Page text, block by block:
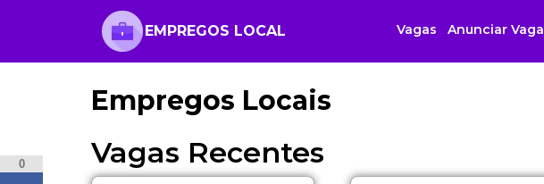
EMPREGOS LOCAL Vagas Anunciar Vaga
Empregos Locais
Vagas Recentes
0